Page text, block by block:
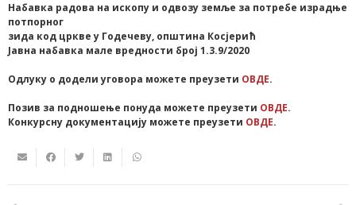
Набавка радова на ископу и одвозу земље за потребе израдње
потпорног
зида код цркве у Годечеву, општина Косјерић
Јавна набавка мале вредности број 1.3.9/2020
Одлуку о додели уговора можете преузети ОВДЕ.
Позив за подношење понуда можете преузети ОВДЕ.
Конкурсну документацију можете преузети ОВДЕ.